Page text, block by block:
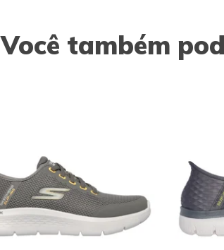
Você também